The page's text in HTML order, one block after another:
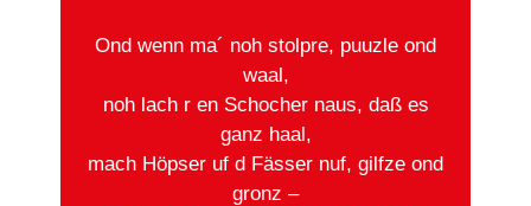
Ond wenn ma´ noh stolpre, puuzle ond
waal,
noh lach r en Schocher naus, daß es
ganz haal,
mach Höpser uf d Fässer nuf, gilfze ond
gronz –